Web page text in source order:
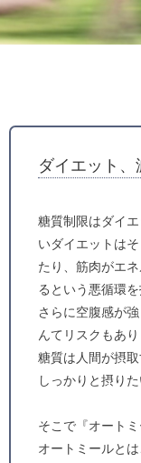
ダイエット
糖質制限はダイ
いダイエットは
たり、筋肉がエ
るという悪循環
さらに空腹感が
んてリスクもあ
糖質は人間が摂
しっかりと摂り
そこで『オート
オートミールと